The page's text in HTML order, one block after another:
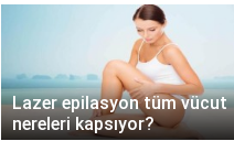
Erkek tüm vücut lazer
epilasyon hangi bölgeleri
kapsıyor?